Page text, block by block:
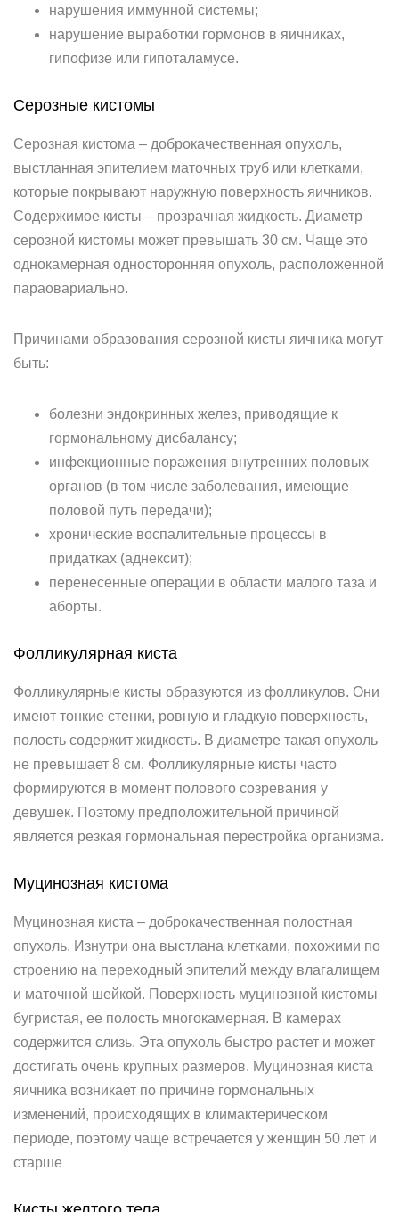
нарушения иммунной системы;
нарушение выработки гормонов в яичниках,
гипофизе или гипоталамусе.
Серозные кистомы
Серозная кистома – доброкачественная опухоль,
выстланная эпителием маточных труб или клетками,
которые покрывают наружную поверхность яичников.
Содержимое кисты – прозрачная жидкость. Диаметр
серозной кистомы может превышать 30 см. Чаще это
однокамерная односторонняя опухоль, расположенной
параовариально.
Причинами образования серозной кисты яичника могут
быть:
болезни эндокринных желез, приводящие к
гормональному дисбалансу;
инфекционные поражения внутренних половых
органов (в том числе заболевания, имеющие
половой путь передачи);
хронические воспалительные процессы в
придатках (аднексит);
перенесенные операции в области малого таза и
аборты.
Фолликулярная киста
Фолликулярные кисты образуются из фолликулов. Они
имеют тонкие стенки, ровную и гладкую поверхность,
полость содержит жидкость. В диаметре такая опухоль
не превышает 8 см. Фолликулярные кисты часто
формируются в момент полового созревания у
девушек. Поэтому предположительной причиной
является резкая гормональная перестройка организма.
Муцинозная кистома
Муцинозная киста – доброкачественная полостная
опухоль. Изнутри она выстлана клетками, похожими по
строению на переходный эпителий между влагалищем
и маточной шейкой. Поверхность муцинозной кистомы
бугристая, ее полость многокамерная. В камерах
содержится слизь. Эта опухоль быстро растет и может
достигать очень крупных размеров. Муцинозная киста
яичника возникает по причине гормональных
изменений, происходящих в климактерическом
периоде, поэтому чаще встречается у женщин 50 лет и
старше